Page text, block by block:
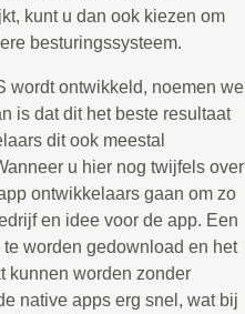
kunt u dan ook kiezen om
besturingssysteem.
wordt ontwikkeld, noemen we
is dat dit het beste resultaat
dit ook meestal
u hier nog twijfels over
ontwikkelaars gaan om zo
en idee voor de app. Een
worden gedownload en het
kunnen worden zonder
native apps erg snel, wat bij